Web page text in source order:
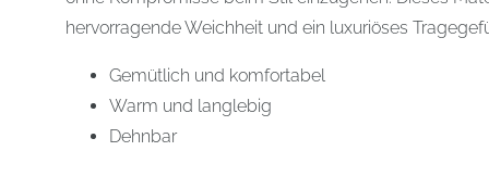
hervorragende Weichheit und ein luxuriöses
Gemütlich und komfortabel
Warm und langlebig
Dehnbar